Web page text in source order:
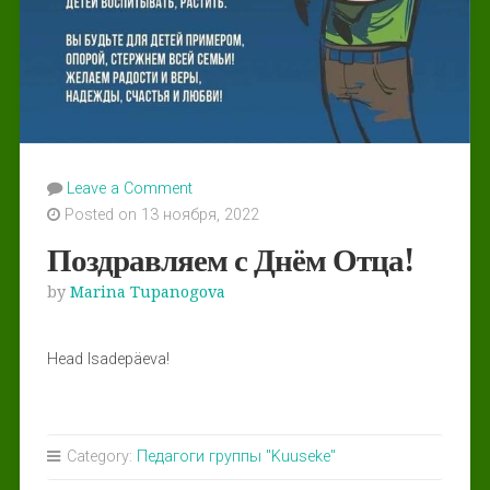
Leave a Comment
Posted on 13 ноября, 2022
Поздравляем с Днём Отца!
by Marina Tupanogova
Head Isadepäeva!
Category: Педагоги группы "Kuuseke"